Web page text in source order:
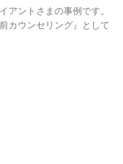
アントさまの事例です。
カウンセリング』として